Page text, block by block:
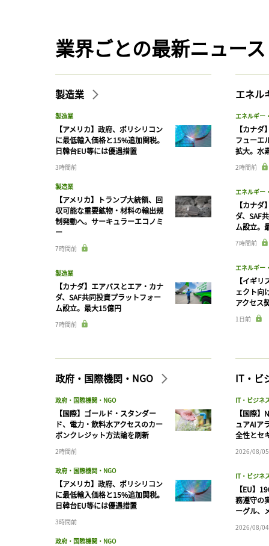
業界ごとの最新ニュース
製造業
製造業
【アメリカ】政府、ポリシリコン
に最低輸入価格と15%追加関税。
日韓台EU等には優遇措置
3時間前
製造業
【アメリカ】トランプ大統領、回
収可能な重要鉱物・材料の輸出規
制発動へ。サーキュラーエコノミ
ー
7時間前
製造業
【カナダ】エアバスとエア・カナ
ダ、SAF共同投資プラットフォー
ム設立。最大15億円
7時間前
エネル
エネルギー
【カナ
フューエ
拡大。水
2時間前
エネルギー
【カナ
ダ、SAF
ム設立。
7時間前
エネルギー
【イギ
ェクト向
アクセス
1日前
政府・国際機関・NGO
政府・国際機関・NGO
【国際】ゴールド・スタンダー
ド、電力・飲料水アクセスのカー
ボンクレジット方法論を刷新
2時間前
政府・国際機関・NGO
【アメリカ】政府、ポリシリコン
に最低輸入価格と15%追加関税。
日韓台EU等には優遇措置
3時間前
政府・国際機関・NGO
IT・ビ
IT・ビジネ
【国際
ュアAIア
全性とセ
2026/08/05
IT・ビジネ
【EU】
務遵守の
ーグル、
2026/08/04